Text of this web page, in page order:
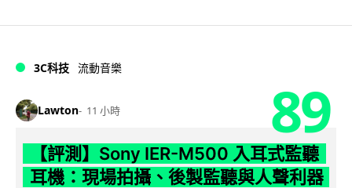
3C科技 流動音樂
Lawton 11 小時 89
【評測】Sony IER-M500 入耳式監聽
耳機：現場拍攝、後製監聽與人聲利器